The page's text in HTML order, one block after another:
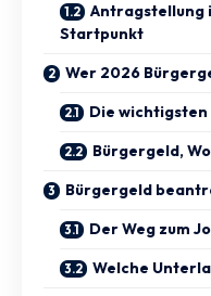
Antragstellung
Startpunkt
Wer 2026
Die
Bürgergeld,
Bürgergeld
Der Weg zum
Welche